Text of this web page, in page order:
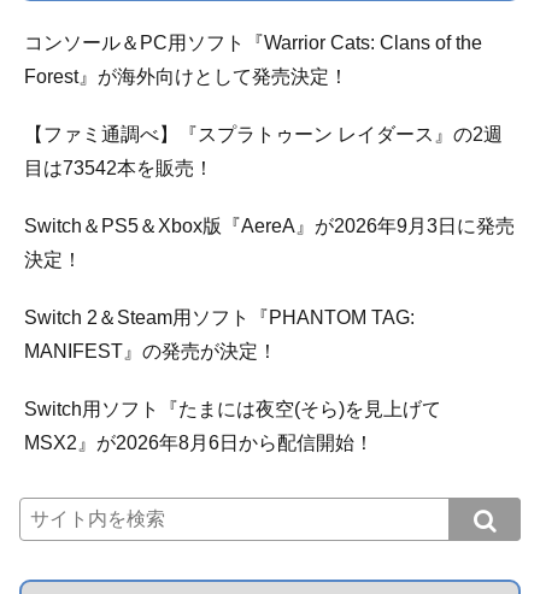
コンソール＆PC用ソフト『Warrior Cats: Clans of the
Forest』が海外向けとして発売決定！
【ファミ通調べ】『スプラトゥーン レイダース』の2週
目は73542本を販売！
Switch＆PS5＆Xbox版『AereA』が2026年9月3日に発売
決定！
Switch 2＆Steam用ソフト『PHANTOM TAG:
MANIFEST』の発売が決定！
Switch用ソフト『たまには夜空(そら)を見上げて
MSX2』が2026年8月6日から配信開始！